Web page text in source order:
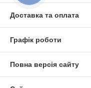
Доставка та оплата
Графік роботи
Повна версія сайту